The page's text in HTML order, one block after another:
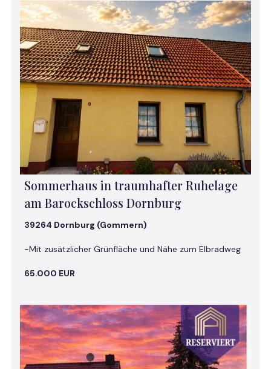
Sommerhaus in traumhafter Ruhelage
am Barockschloss Dornburg
39264 Dornburg (Gommern)
-Mit zusätzlicher Grünfläche und Nähe zum Elbradweg
65.000 EUR